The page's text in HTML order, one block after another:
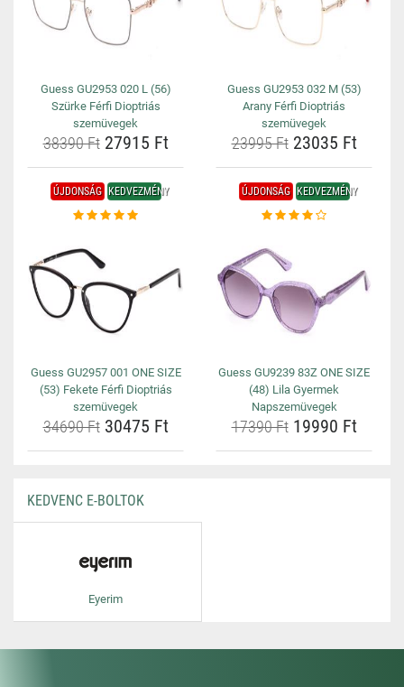
Guess GU2953 020 L (56)
Szürke Férfi Dioptriás
szemüvegek
38390 Ft27915 Ft
Guess GU2953 032 M (53)
Arany Férfi Dioptriás
szemüvegek
23995 Ft23035 Ft
ÚJDONSÁG KEDVEZMÉNY
Guess GU2957 001 ONE SIZE
(53) Fekete Férfi Dioptriás
szemüvegek
34690 Ft30475 Ft
ÚJDONSÁG KEDVEZMÉNY
Guess GU9239 83Z ONE SIZE
(48) Lila Gyermek
Napszemüvegek
17390 Ft19990 Ft
KEDVENC E-BOLTOK
Eyerim